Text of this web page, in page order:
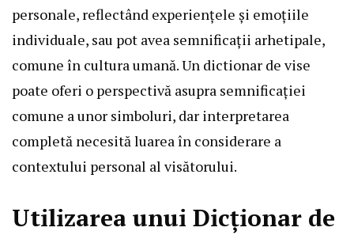
personale, reflectând experiențele și emoțiile
individuale, sau pot avea semnificații arhetipale,
comune în cultura umană. Un dictionar de vise
poate oferi o perspectivă asupra semnificației
comune a unor simboluri, dar interpretarea
completă necesită luarea în considerare a
contextului personal al visătorului.
Utilizarea unui Dicționar de